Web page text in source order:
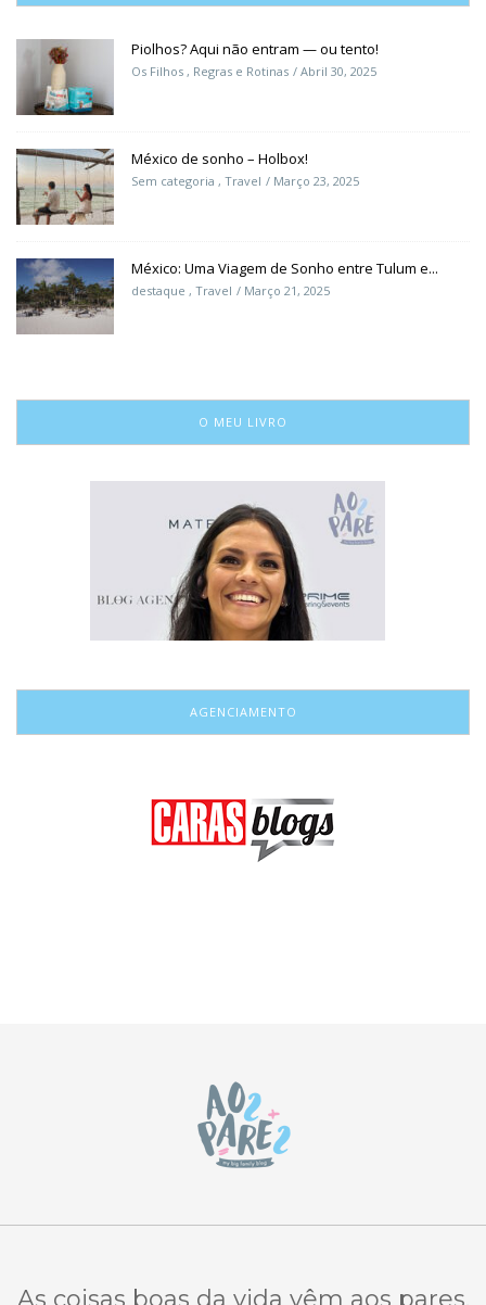
Piolhos? Aqui não entram — ou tento!
Os Filhos , Regras e Rotinas Abril 30, 2025
México de sonho – Holbox!
Sem categoria , Travel Março 23, 2025
México: Uma Viagem de Sonho entre Tulum e...
destaque , Travel Março 21, 2025
O MEU LIVRO
AGENCIAMENTO
As coisas boas da vida vêm aos pares.